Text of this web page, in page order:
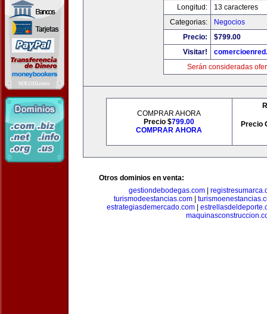
Longitud:
13 caracteres
Categorias:
Negocios
Precio:
$799.00
Visitar!
Serán consideradas
COMPRAR AHORA
Precio $799.00
COMPRAR AHORA
Precio
Otros dominios en venta:
gestiondebodegas.com|
turismodeestancias.com
estrategiasdemercado.com|